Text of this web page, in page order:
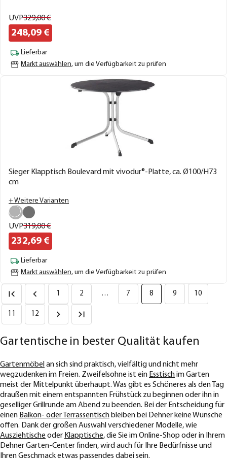
UVP329,00€
248,09 €
Lieferbar
Markt auswählen, um die Verfügbarkeit zu prüfen
Sieger Klapptisch Boulevard mit vivodur®-Platte, ca. Ø100/H73
cm
+ Weitere Varianten
UVP319,00€
232,69 €
Lieferbar
Markt auswählen, um die Verfügbarkeit zu prüfen
1 2 … 7 8 9 10
11 12
Gartentische in bester Qualität kaufen
Gartenmöbelan sich sind praktisch, vielfältig und nicht mehr
wegzudenken im Freien. Zweifelsohne ist ein Esstischim Garten
meist der Mittelpunkt überhaupt. Was gibt es Schöneres als den Tag
draußen mit einem entspannten Frühstück zu beginnen oder ihn in
geselliger Grillrunde am Abend zu beenden. Bei der Entscheidung für
einen Balkon- oder Terrassentischbleiben bei Dehner keine Wünsche
offen. Dank der großen Auswahl verschiedener Modelle, wie
Ausziehtische oder Klapptische, die Sie im Online-Shop oder in Ihrem
Dehner Garten-Center finden, wird auch für Ihre Bedürfnisse und
Ihren Geschmack etwas passendes dabei sein.